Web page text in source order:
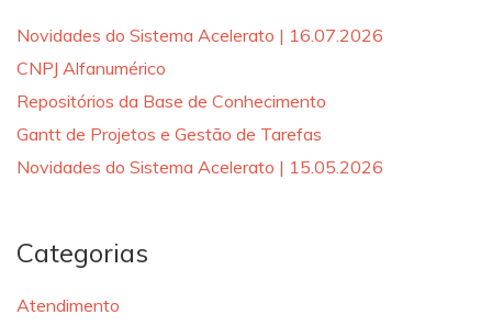
Novidades do Sistema Acelerato | 16.07.2026
CNPJ Alfanumérico
Repositórios da Base de Conhecimento
Gantt de Projetos e Gestão de Tarefas
Novidades do Sistema Acelerato | 15.05.2026
Categorias
Atendimento